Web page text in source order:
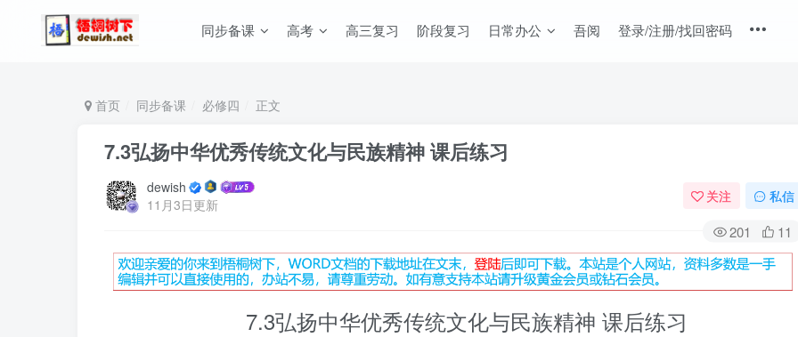
同步备课 高考 高三复习 阶段复习 日常办公 吾阅 登录/注册/找回密码
首页 同步备课 必修四 正文
7.3弘扬中华优秀传统文化与民族精神 课后练习
dewish
11月3日更新
关注 私信
201 11
7.3弘扬中华优秀传统文化与民族精神 课后练习